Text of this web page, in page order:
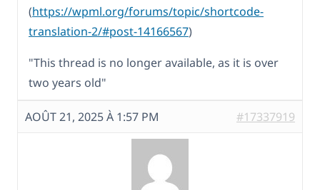
(https://wpml.org/forums/topic/shortcode-
translation-2/#post-14166567)
"This thread is no longer available, as it is over
two years old"
AOÛT 21, 2025 À 1:57 PM #17337919